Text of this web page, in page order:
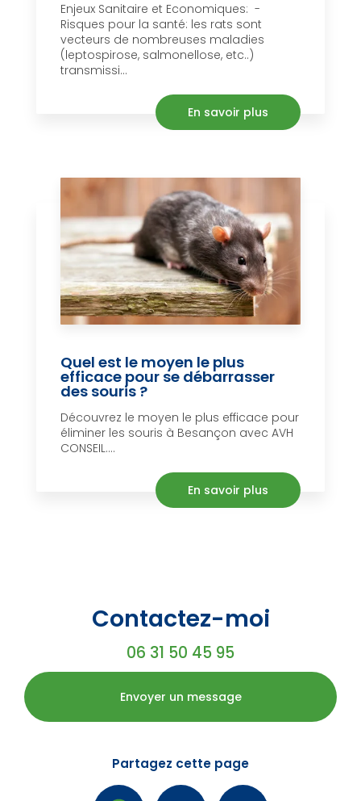
Enjeux Sanitaire et Economiques: -
Risques pour la santé: les rats sont
vecteurs de nombreuses maladies
(leptospirose, salmonellose, etc..)
transmissi...
En savoir plus
Quel est le moyen le plus
efficace pour se débarrasser
des souris ?
Découvrez le moyen le plus efficace pour
éliminer les souris à Besançon avec AVH
CONSEIL....
En savoir plus
Contactez-moi
06 31 50 45 95
Envoyer un message
Partagez cette page
Facebook